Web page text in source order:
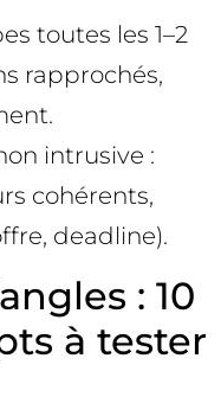
toutes les 1–2
rapprochés,
intrusive :
cohérents,
deadline).
: 10
à tester